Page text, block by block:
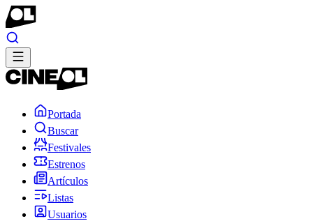
Portada
Buscar
Festivales
Estrenos
Artículos
Listas
Usuarios